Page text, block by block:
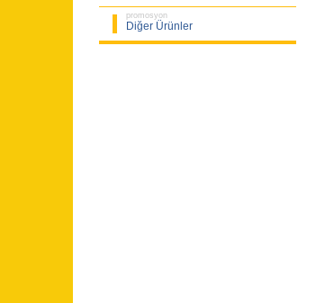
promosyon
Diğer Ürünler